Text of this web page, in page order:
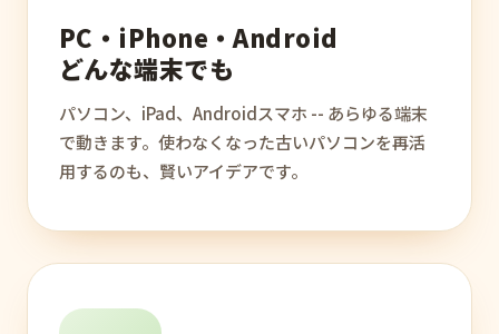
PC・iPhone・Android
どんな端末でも
パソコン、iPad、Androidスマホ -- あらゆる端末
で動きます。使わなくなった古いパソコンを再活
用するのも、賢いアイデアです。